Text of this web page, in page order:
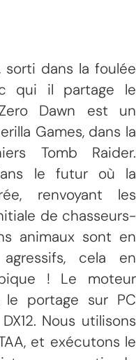
sorti dans la foulée
qui il partage le
Dawn est un
Games, dans la
Tomb Raider.
le futur où la
renvoyant les
de chasseurs-
animaux sont en
cela en
! Le moteur
le portage sur PC
Nous utilisons
et exécutons le